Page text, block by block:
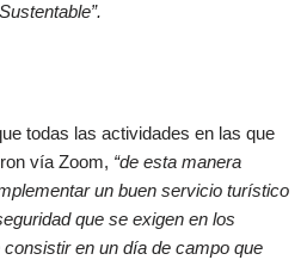
todas las actividades en las que
vía Zoom, “de esta manera
un buen servicio turístico
que se exigen en los
en un día de campo que